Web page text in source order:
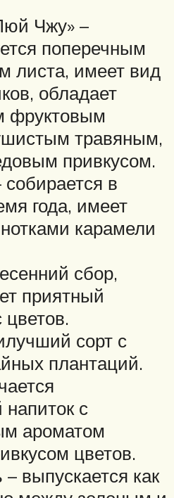
Чжу» –
поперечным
листа, имеет вид
обладает
фруктовым
травяным,
привкусом.
в
года, имеет
карамели
сбор,
приятный
цветов.
сорт с
плантаций.
с
ароматом
цветов.
выпускается как